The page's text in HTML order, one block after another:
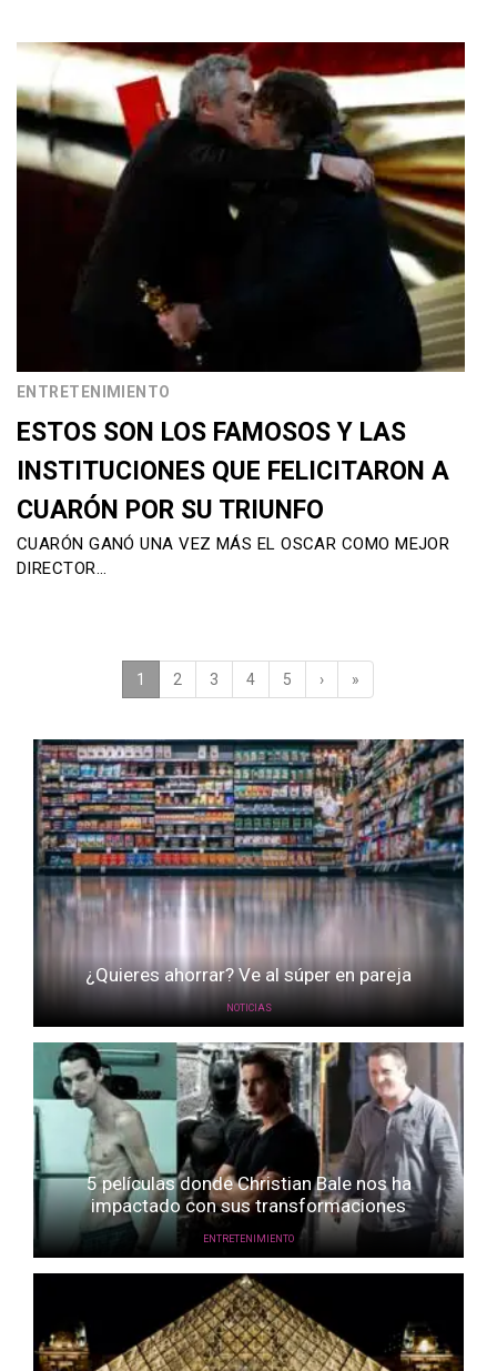
ENTRETENIMIENTO
ESTOS SON LOS FAMOSOS Y LAS
INSTITUCIONES QUE FELICITARON A
CUARÓN POR SU TRIUNFO
CUARÓN GANÓ UNA VEZ MÁS EL OSCAR COMO MEJOR
DIRECTOR…
1 (current)
2 3 4 5 › »
¿Quieres ahorrar? Ve al súper en pareja
NOTICIAS
5 películas donde Christian Bale nos ha
impactado con sus transformaciones
ENTRETENIMIENTO